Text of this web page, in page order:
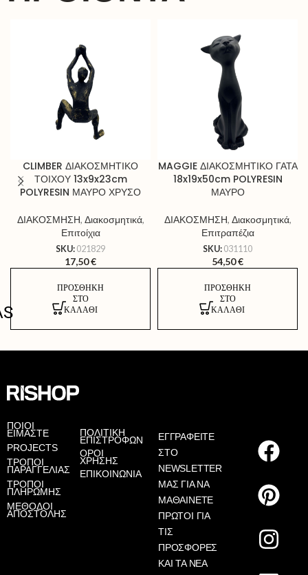
CLIMBER ΔΙΑΚΟΣΜΗΤΙΚΟ
ΤΟΙΧΟΥ 13x9x23cm
POLYRESIN ΜΑΥΡΟ ΧΡΥΣΟ
ΔΙΑΚΟΣΜΗΣΗ, Διακοσμητικά,
Επιτοίχια
SKU: 021829
17,50€
ΠΡΟΣΘΉΚΗ
ΣΤΟ
ΚΑΛΆΘΙ
MAGGIE ΔΙΑΚΟΣΜΗΤΙΚΟ ΓΑΤΑ
18x19x50cm POLYRESIN
ΜΑΥΡΟ
ΔΙΑΚΟΣΜΗΣΗ, Διακοσμητικά,
Επιτραπέζια
SKU: 031110
54,50€
ΠΡΟΣΘΉΚΗ
ΣΤΟ
ΚΑΛΆΘΙ
ΠΟΙΟΙ
ΕΙΜΑΣΤΕ
PROJECTS
ΤΡΟΠΟΙ
ΠΑΡΑΓΓΕΛΙΑΣ
ΤΡΟΠΟΙ
ΠΛΗΡΩΜΗΣ
ΜΕΘΟΔΟΙ
ΑΠΟΣΤΟΛΗΣ
ΠΟΛΙΤΙΚΗ
ΕΠΙΣΤΡΟΦΩΝ
ΟΡΟΙ
ΧΡΗΣΗΣ
ΕΠΙΚΟΙΝΩΝΙΑ
ΕΓΓΡΑΦΕΙΤΕ
ΣΤΟ
NEWSLETTER
ΜΑΣ ΓΙΑ ΝΑ
ΜΑΘΑΙΝΕΤΕ
ΠΡΩΤΟΙ ΓΙΑ
ΤΙΣ
ΠΡΟΣΦΟΡΕΣ
ΚΑΙ ΤΑ ΝΕΑ